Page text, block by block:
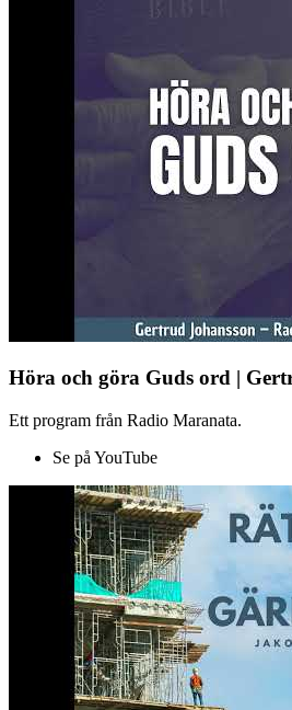
Höra och göra Guds ord |
Ett program från Radio Maranata.
Se på YouTube